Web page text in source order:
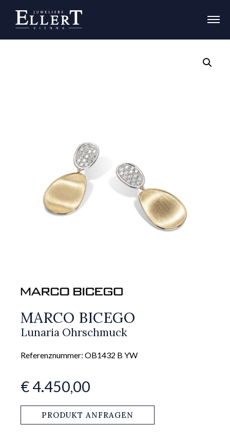
MARCO BICEGO
Lunaria Ohrschmuck
Referenznummer: OB1432 B YW
€ 4.450,00
PRODUKT ANFRAGEN